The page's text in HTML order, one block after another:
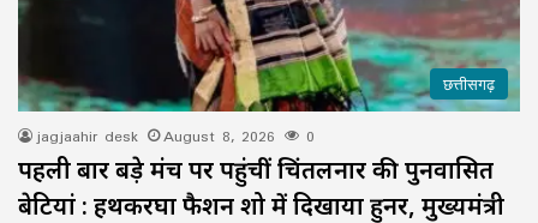
छत्तीसगढ़
jagjaahir desk August 8, 2026 0
पहली बार बड़े मंच पर पहुंचीं चिंतलनार की पुनर्वासित
बेटियां : हथकरघा फैशन शो में दिखाया हुनर, मुख्यमंत्री